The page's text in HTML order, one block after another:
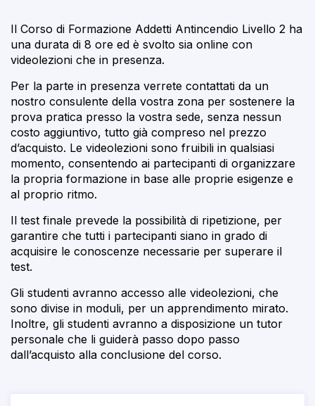
Il Corso di Formazione Addetti Antincendio Livello 2 ha
una durata di 8 ore ed è svolto sia online con
videolezioni che in presenza.
Per la parte in presenza verrete contattati da un
nostro consulente della vostra zona per sostenere la
prova pratica presso la vostra sede, senza nessun
costo aggiuntivo, tutto già compreso nel prezzo
d’acquisto. Le videolezioni sono fruibili in qualsiasi
momento, consentendo ai partecipanti di organizzare
la propria formazione in base alle proprie esigenze e
al proprio ritmo.
Il test finale prevede la possibilità di ripetizione, per
garantire che tutti i partecipanti siano in grado di
acquisire le conoscenze necessarie per superare il
test.
Gli studenti avranno accesso alle videolezioni, che
sono divise in moduli, per un apprendimento mirato.
Inoltre, gli studenti avranno a disposizione un tutor
personale che li guiderà passo dopo passo
dall’acquisto alla conclusione del corso.